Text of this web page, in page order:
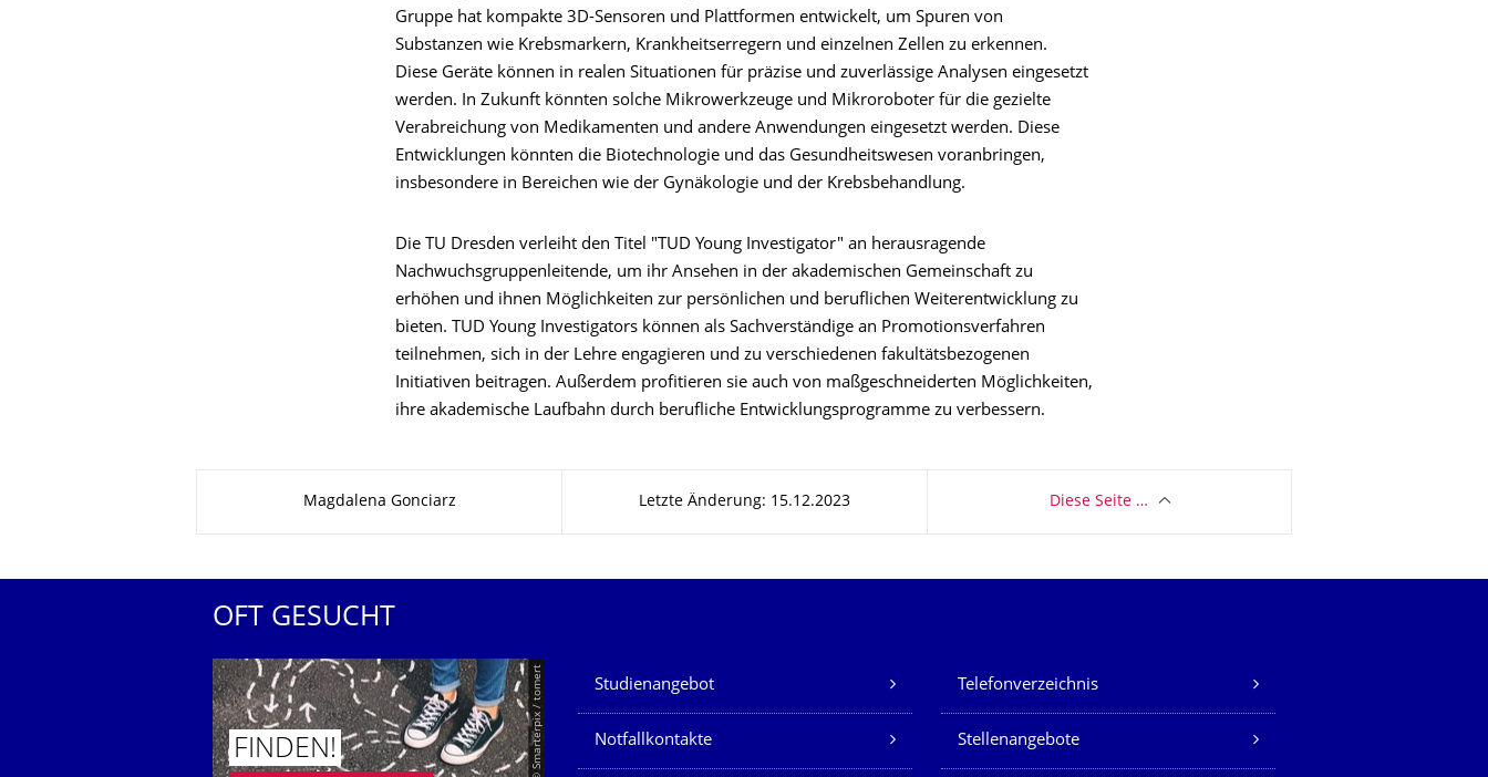
Gruppe hat kompakte 3D-Sensoren und Plattformen entwickelt, um Spuren von
Substanzen wie Krebsmarkern, Krankheitserregern und einzelnen Zellen zu erkennen.
Diese Geräte können in realen Situationen für präzise und zuverlässige Analysen eingesetzt
werden. In Zukunft könnten solche Mikrowerkzeuge und Mikroroboter für die gezielte
Verabreichung von Medikamenten und andere Anwendungen eingesetzt werden. Diese
Entwicklungen könnten die Biotechnologie und das Gesundheitswesen voranbringen,
insbesondere in Bereichen wie der Gynäkologie und der Krebsbehandlung.
Die TU Dresden verleiht den Titel "TUD Young Investigator" an herausragende
Nachwuchsgruppenleitende, um ihr Ansehen in der akademischen Gemeinschaft zu
erhöhen und ihnen Möglichkeiten zur persönlichen und beruflichen Weiterentwicklung zu
bieten. TUD Young Investigators können als Sachverständige an Promotionsverfahren
teilnehmen, sich in der Lehre engagieren und zu verschiedenen fakultätsbezogenen
Initiativen beitragen. Außerdem profitieren sie auch von maßgeschneiderten Möglichkeiten,
ihre akademische Laufbahn durch berufliche Entwicklungsprogramme zu verbessern.
Magdalena Gonciarz Letzte Änderung: 15.12.2023 Diese Seite …
OFT GESUCHT
© Smarterpix / tomert
FINDEN!
Unsere Dienste
Studienangebot Telefonverzeichnis
Notfallkontakte Stellenangebote